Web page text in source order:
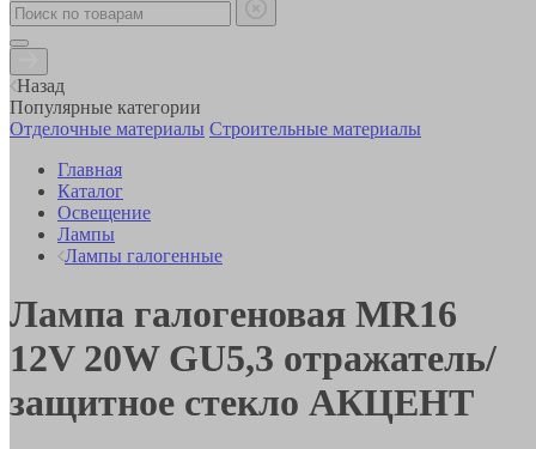
Назад
Популярные категории
Отделочные материалы Строительные материалы
Главная
Каталог
Освещение
Лампы
Лампы галогенные
Лампа галогеновая MR16
12V 20W GU5,3 отражатель/
защитное стекло АКЦЕНТ